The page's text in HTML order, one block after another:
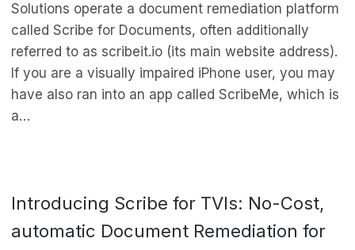
Solutions operate a document remediation platform
called Scribe for Documents, often additionally
referred to as scribeit.io (its main website address).
If you are a visually impaired iPhone user, you may
have also ran into an app called ScribeMe, which is
a…
Introducing Scribe for TVIs: No-Cost,
automatic Document Remediation for